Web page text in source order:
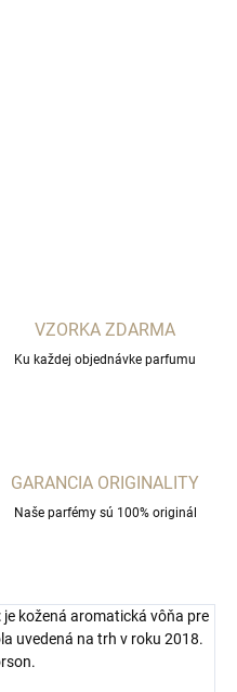
VZORKA ZDARMA
Ku každej objednávke parfumu
GARANCIA ORIGINALITY
Naše parfémy sú 100% originál
je kožená aromatická vôňa pre
uvedená na trh v roku 2018.